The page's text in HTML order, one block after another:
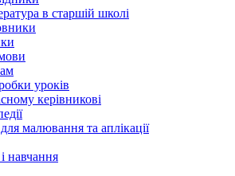
в старшій школі
уроків
керівникові
малювання та аплікації
навчання